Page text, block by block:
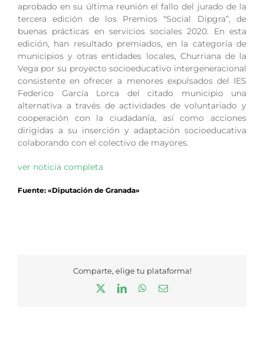
aprobado en su última reunión el fallo del jurado de la
tercera edición de los Premios “Social Dipgra”, de
buenas prácticas en servicios sociales 2020. En esta
edición, han resultado premiados, en la categoría de
municipios y otras entidades locales, Churriana de la
Vega por su proyecto socioeducativo intergeneracional
consistente en ofrecer a menores expulsados del IES
Federico García Lorca del citado municipio una
alternativa a través de actividades de voluntariado y
cooperación con la ciudadanía, así como acciones
dirigidas a su inserción y adaptación socioeducativa
colaborando con el colectivo de mayores.
ver noticia completa
Fuente: «Diputación de Granada»
Comparte, elige tu plataforma!
LinkedInWhatsApp
Correo